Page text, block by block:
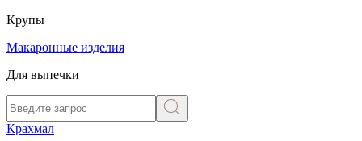
Крупы
Макаронные изделия
Для выпечки
Крахмал